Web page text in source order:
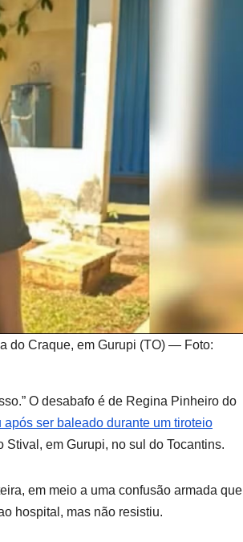
do Craque, em Gurupi (TO) — Foto:
O desabafo é de Regina Pinheiro do
após ser baleado durante um tiroteio
em Gurupi, no sul do Tocantins.
em meio a uma confusão armada que
hospital, mas não resistiu.